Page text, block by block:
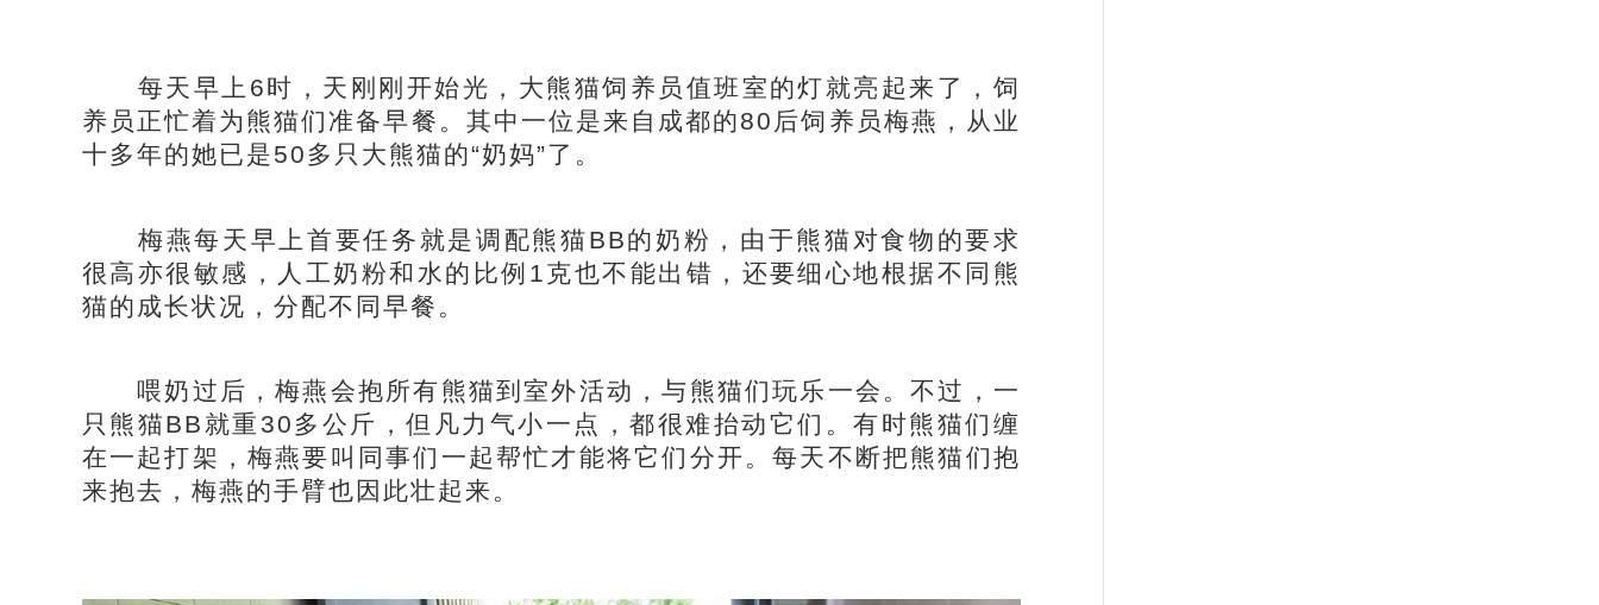
每天早上6时，天刚刚开始光，大熊猫饲养员值班室的灯就亮起来了，饲
养员正忙着为熊猫们准备早餐。其中一位是来自成都的80后饲养员梅燕，从业
十多年的她已是50多只大熊猫的“奶妈”了。
梅燕每天早上首要任务就是调配熊猫BB的奶粉，由于熊猫对食物的要求
很高亦很敏感，人工奶粉和水的比例1克也不能出错，还要细心地根据不同熊
猫的成长状况，分配不同早餐。
喂奶过后，梅燕会抱所有熊猫到室外活动，与熊猫们玩乐一会。不过，一
只熊猫BB就重30多公斤，但凡力气小一点，都很难抬动它们。有时熊猫们缠
在一起打架，梅燕要叫同事们一起帮忙才能将它们分开。每天不断把熊猫们抱
来抱去，梅燕的手臂也因此壮起来。